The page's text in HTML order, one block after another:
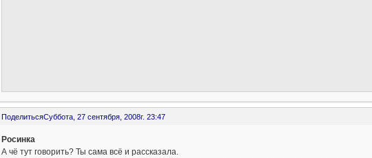
ПоделитьсяСуббота, 27 сентября, 2008г. 23:47
Росинка
А чё тут говорить? Ты сама всё и рассказала.